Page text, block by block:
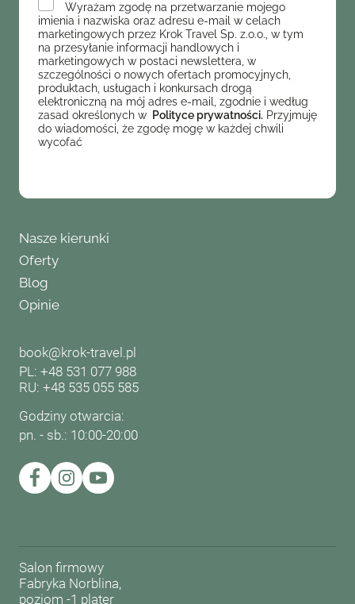
Wyrażam zgodę na przetwarzanie mojego
imienia i nazwiska oraz adresu e-mail w celach
marketingowych przez Krok Travel Sp. z.o.o., w tym
na przesyłanie informacji handlowych i
marketingowych w postaci newslettera, w
szczególności o nowych ofertach promocyjnych,
produktach, usługach i konkursach drogą
elektroniczną na mój adres e-mail, zgodnie i według
zasad określonych w Polityce prywatności. Przyjmuję
do wiadomości, że zgodę mogę w każdej chwili
wycofać
book@krok-travel.pl
PL: +48 531 077 988
RU: +48 535 055 585
Godziny otwarcia:
pn. - sb.: 10:00-20:00
Nasze kierunki
Oferty
Blog
Opinie
Salon firmowy
Fabryka Norblina,
poziom -1 plater